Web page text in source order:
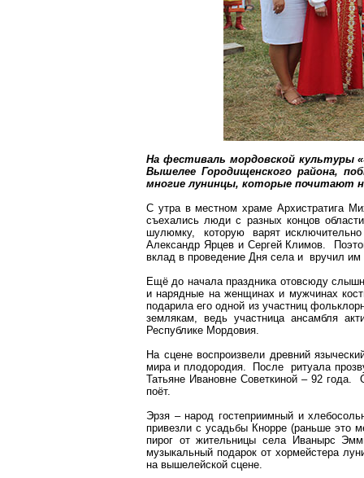
На фестиваль мордовской культуры «
Вышелее Городищенского района,
многиелунинцы, которые почитают
С утра в местном храме Архистратига
съехались люди с разных концов
шулюмку, которую варят
Александр Ярцев и Сергей Климов.
вклад в проведение Дня села и вручил им
Ещё до начала праздника отовсюду
и нарядные наженщинах и мужчинах
подарила его одной из участниц
землякам, ведь участница ансамбля
Республике Мордовия.
На сцене воспроизвели древний
мира и плодородия. После ритуала
Татьяне Ивановне Советкиной– 92 года.
поёт.
Эрзя – народ гостеприимный и
привезли с усадьбы Кнорре (раньше это
пирог от жительницы села Иванырс
музыкальный подарок от хормейстера
на вышелейской сцене.